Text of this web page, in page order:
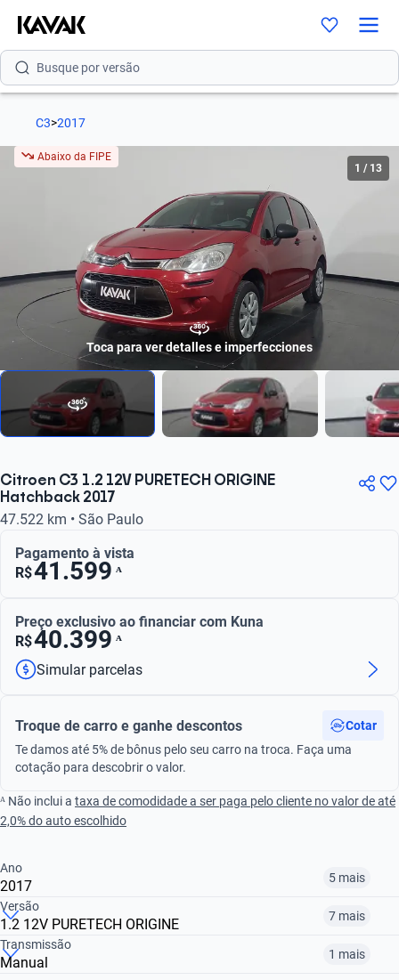
Busque por modelo
Busque por versão
Busque por marca
Busque por versão
Busque por ano
C3>2017
Toca para ver detalles e imperfecciones
Abaixo da FIPE
1 / 13
Citroen C3 1.2 12V PURETECH ORIGINE
Hatchback 2017
47.522 km • São Paulo
Pagamento à vista
R$41.599 ᴬ
Preço exclusivo ao financiar com Kuna
R$40.399 ᴬ
Simular parcelas
Troque de carro e ganhe descontos
Cotar
Te damos até 5% de bônus pelo seu carro na troca. Faça uma
cotação para descobrir o valor.
ᴬ Não inclui a taxa de comodidade a ser paga pelo cliente no valor de até
2,0% do auto escolhido
Ano
2017 5 mais
2015
R$ 41.399
2017
Versão
1.2 12V PURETECH ORIGINE 7 mais
Transmissão
Manual 1 mais